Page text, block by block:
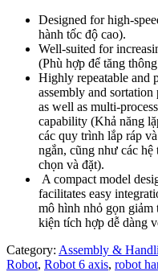
Designed for high-
hành tốc độ cao).
Well-suited for
(Phù hợp để tăng
Highly repeatable and
assembly and
as well as multi-
capability (Khả năng
các quy trình lắp ráp
ngắn, cũng như các
chọn và đặt).
A compact model
facilitates easy
mô hình nhỏ gọn giảm
kiện tích hợp dễ dàng
Category: Assembly &
Robot, Robot 6 axis, robot